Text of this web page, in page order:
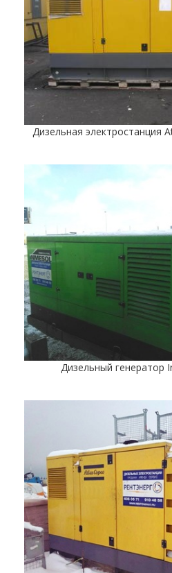
Дизельная электростанция
Дизельный генератор